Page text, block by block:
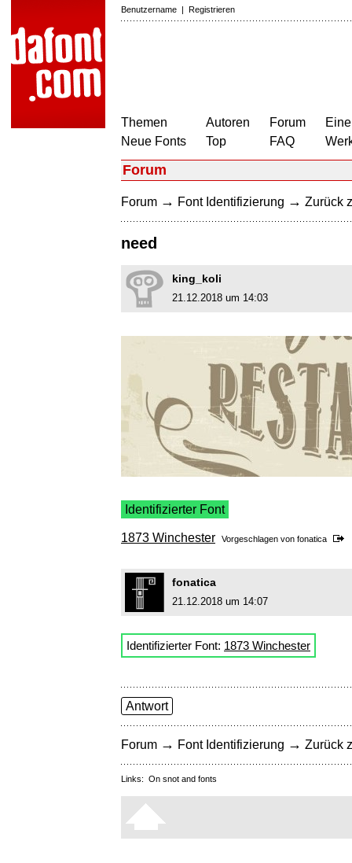
Benutzername | Registrieren
Themen
Neue Fonts
Autoren
Top
Forum
FAQ
Forum
Forum → Font Identifizierung → Zurück
need
king_koli
21.12.2018 um 14:03
Identifizierter Font
1873 Winchester Vorgeschlagen von fonatica
fonatica
21.12.2018 um 14:07
Identifizierter Font: 1873 Winchester
Antwort
Forum → Font Identifizierung → Zurück
Links: On snot and fonts